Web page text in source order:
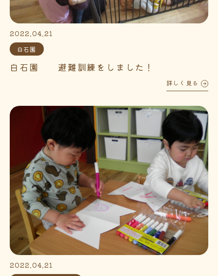
2022.04.21
白石園
白石園 避難訓練をしました！
詳しく見る
2022.04.21